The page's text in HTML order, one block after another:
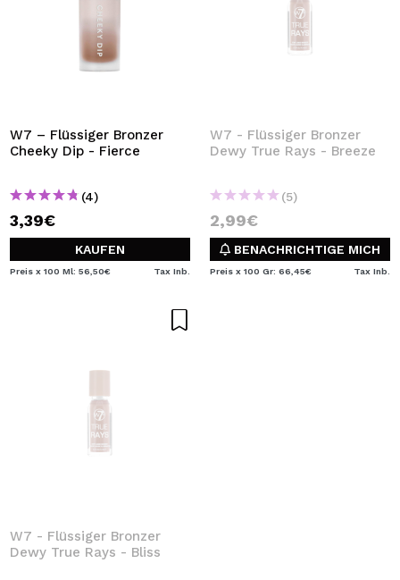
W7 – Flüssiger Bronzer
Cheeky Dip - Fierce
(4)
3,39€
KAUFEN
Preis x 100 Ml: 56,50€ Tax Inb.
W7 - Flüssiger Bronzer
Dewy True Rays - Breeze
(5)
2,99€
BENACHRICHTIGE MICH
Preis x 100 Gr: 66,45€ Tax Inb.
W7 - Flüssiger Bronzer
Dewy True Rays - Bliss